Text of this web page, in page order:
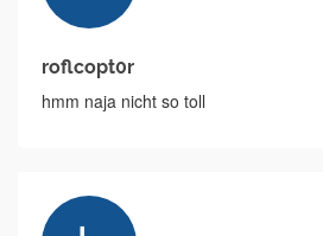
roflcopt0r
hmm naja nicht so toll